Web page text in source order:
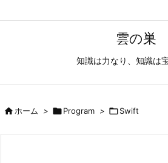
雲の巣
知識は力なり、知識は宝
ホーム > Program > Swift